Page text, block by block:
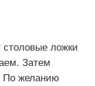
ложки
Затем
По желанию